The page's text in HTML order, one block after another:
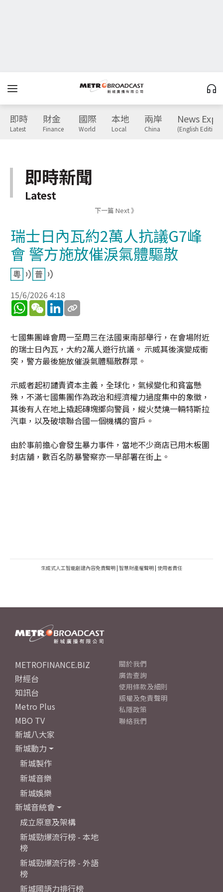
即時
Latest
財金
Finance
國際
World
本地
Local
兩岸
China
News
(English Edition)
即時新聞
Latest
下一篇 Next 》
瑞士日內瓦約2萬人抗議G7峰
會 警方施放催淚氣體驅散
15/6/2026 4:18
WhatsApp
WeChatLinkedIn
七國集團峰會周一至周三在法國東南部舉行，在會場附近
的瑞士日內瓦，大約2萬人遊行抗議。 示威其後演變成衝
突，警方最後施放催淚氣體驅散群眾。
示威者起初譴責資本主義，全球化，氣候變化和貧富懸
殊，不滿七國集團作為政治和經濟權力過度集中的象徵，
其後有人在地上撬起磚塊擲向警員，縱火焚燒一輛特斯拉
汽車，以及破壞聯合國一個機構的窗戶。
由於事前擔心會發生暴力事件，當地不少商店已用木板圍
封店舖，數百名防暴警察亦一早部署在街上。
生成式人工智能創建內容免責聲明 | 智慧財產權聲明 | 使用者責任
METROFINANCE.BIZ
財經台
知訊台
Metro Plus
MBO TV
新城八大家
新城動力
新城製作
新城音樂
新城娛樂
新城音統會
成立原意及架構
新城勁爆流行榜 - 本地
榜
新城勁爆流行榜 - 外語
榜
新城國語力排行榜
關於我們
廣告查詢
使用條款及細則
版權及免責聲明
私隱政策
聯絡我們